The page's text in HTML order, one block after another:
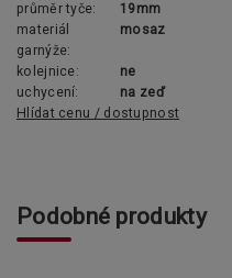
průměr tyče:
19mm
materiál
garnýže:
mosaz
kolejnice:
ne
uchycení:
na zeď
Hlídat cenu / dostupnost
Podobné produkty